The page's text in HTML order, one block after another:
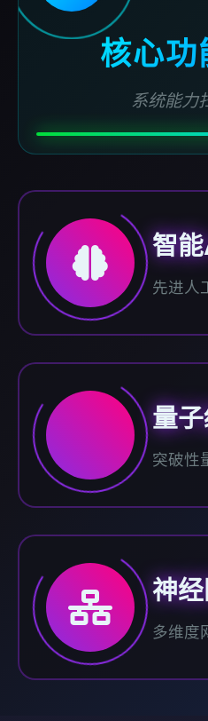
核心功
系统能力
智
先进人
量
突破性
神
多维度